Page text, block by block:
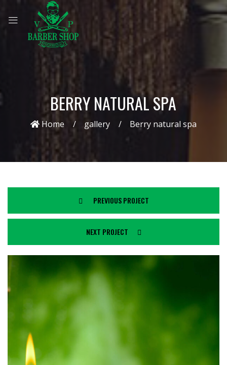
BERRY NATURAL SPA
Home gallery Berry natural spa
PREVIOUS PROJECT
NEXT PROJECT